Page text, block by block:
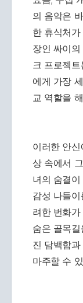
의 음악은
한 휴식처
장인 싸이
크 프로젝
에게 가장
교 역할을
이러한 안
상 속에서
녀의 숨결
감성 나들
려한 번화
숨은 골목
진 담백함
마주할 수